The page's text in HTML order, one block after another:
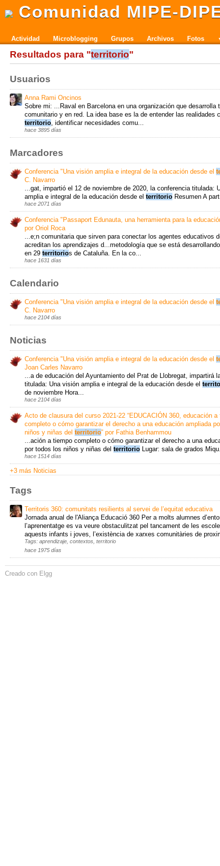
Comunidad MIPE-
Actividad Microblogging Grupos Archivos Fotos
Resultados para "territorio"
Usuarios
Anna Rami Oncinos
Sobre mi: ...Raval en Barcelona en una organización que desarrolla
comunitario y en red. La idea base es la de entender las realidades
territorio, identificar necesidades comu...
hace 3895 días
Marcadores
Conferencia "Una visión amplia e integral de la educación desde el
C. Navarro
...gat, impartió el 12 de noviembre de 2020, la conferencia titulada:
amplia e integral de la educación desde el territorio Resumen A
hace 2071 días
Conferencia "Passaport Edunauta, una herramienta para la
por Oriol Roca
...e;n comunitaria que sirven para conectar los agentes educativos
acreditan los aprendizajes d...metodología que se está
en 29 territorios de Cataluña. En la co...
hace 1631 días
Calendario
Conferencia "Una visión amplia e integral de la educación desde el
C. Navarro
hace 2104 días
Noticias
Conferencia "Una visión amplia e integral de la educación desde el
Joan Carles Navarro
...a de educación del Ayuntamiento del Prat de Llobregat, impartirá
titulada: Una visión amplia e integral de la educación desde el
de noviembre Hora...
hace 2104 días
Acto de clausura del curso 2021-22 “EDUCACIÓN 360, educación a
completo o cómo garantizar el derecho a una educación ampliada
niños y niñas del territorio” por Fathia Benhammou
...ación a tiempo completo o cómo garantizar el derecho a una
por todos los niños y niñas del territorio Lugar: sala de grados
hace 1514 días
+3 más Noticias
Tags
Territoris 360: comunitats resilients al servei de l’equitat educativa
Jornada anual de l'Aliança Educació 360 Per a molts alumnes
l’aprenentatge es va veure obstaculitzat pel tancament de les
aquests infants i joves, l’existència de xarxes comunitàries de
Tags: aprendizaje, contextos, territorio
hace 1975 días
Creado con Elgg